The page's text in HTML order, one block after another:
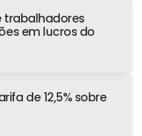
trabalhadores
em lucros do
de 12,5% sobre